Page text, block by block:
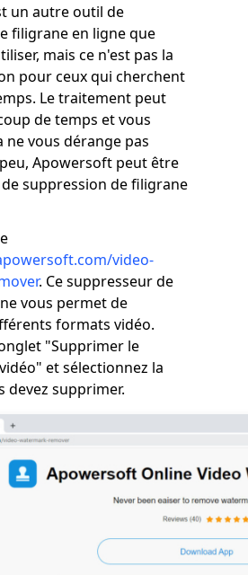
un autre outil de
filigrane en ligne que
mais ce n'est pas la
pour ceux qui cherchent
Le traitement peut
de temps et vous
ne vous dérange pas
Apowersoft peut être
suppression de filigrane
video-
. Ce suppresseur de
vous permet de
formats vidéo.
"Supprimer le
et sélectionnez la
devez supprimer.